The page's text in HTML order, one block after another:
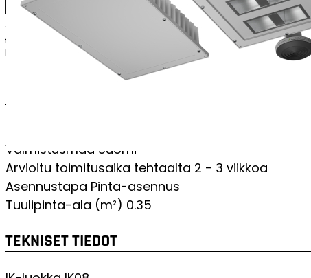
XENRE LED-syväsäteilijä soveltuu erinomaisesti teollisuuden
terästehtaat sekä valimot. Liitäntälaitteet on sijoitettu erilliseen
huoltotoimenpiteitä varten. Valaisinosa on varustettu pikaliittimellä.
Valmistusmaa Suomi
Arvioitu toimitusaika tehtaalta 2 - 3 viikkoa
Asennustapa Pinta-asennus
Tuulipinta-ala (m²) 0.35
TEKNISET TIEDOT